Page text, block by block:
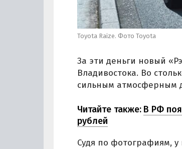
Toyota Raize. Фото Toyota
За эти деньги новый
Владивостока. Во
сильным атмосферным
Читайте также: В РФ
рублей
Судя по фотографиям,